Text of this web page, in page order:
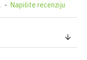
- Napišite recenziju